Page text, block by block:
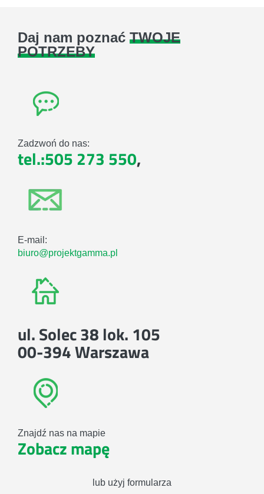
Daj nam poznać TWOJE
POTRZEBY
Zadzwoń do nas:
tel.:505 273 550,
E-mail:
biuro@projektgamma.pl
ul. Solec 38 lok. 105
00-394 Warszawa
Znajdź nas na mapie
Zobacz mapę
lub użyj formularza